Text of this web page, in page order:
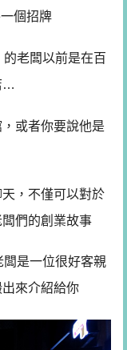
個招牌
的老闆以前是在百
…
或者你要說他是
，不僅可以對於
們的創業故事
闆是一位很好客親
來介紹給你